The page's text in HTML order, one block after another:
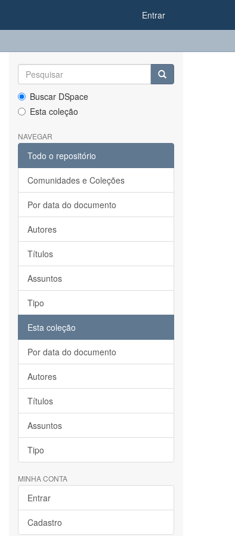
Entrar
Buscar DSpace
Esta coleção
NAVEGAR
Todo o repositório
Comunidades e Coleções
Por data do documento
Autores
Títulos
Assuntos
Tipo
Esta coleção
Por data do documento
Autores
Títulos
Assuntos
Tipo
MINHA CONTA
Entrar
Cadastro